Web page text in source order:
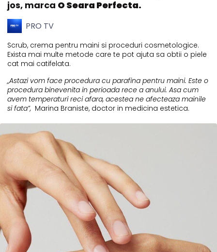
jos, marca O Seara Perfecta.
PRO TV
Scrub, crema pentru maini si proceduri cosmetologice.
Exista mai multe metode care te pot ajuta sa obtii o piele
cat mai catifelata.
„Astazi vom face procedura cu parafina pentru maini. Este o
procedura binevenita in perioada rece a anului. Asa cum
avem temperaturi reci afara, acestea ne afecteaza mainile
si fata”, Marina Braniste, doctor in medicina estetica.